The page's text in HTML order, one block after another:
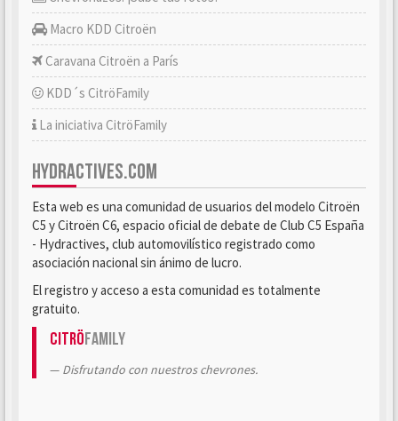
Macro KDD Citroën
Caravana Citroën a París
KDD´s CitröFamily
La iniciativa CitröFamily
HYDRACTIVES.COM
Esta web es una comunidad de usuarios del modelo Citroën
C5 y Citroën C6, espacio oficial de debate de Club C5 España
- Hydractives, club automovilístico registrado como
asociación nacional sin ánimo de lucro.
El registro y acceso a esta comunidad es totalmente
gratuito.
CitröFamily
Disfrutando con nuestros chevrones.